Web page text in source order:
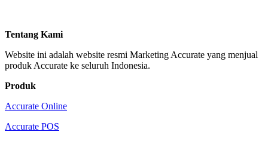
Tentang Kami
Website ini adalah website resmi Marketing Accurate yang menjual
produk Accurate ke seluruh Indonesia.
Produk
Accurate Online
Accurate POS